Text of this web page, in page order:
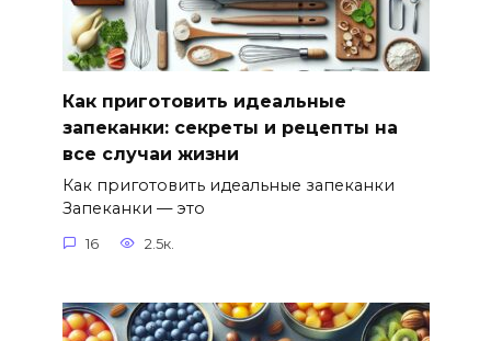
Как приготовить идеальные
запеканки: секреты и рецепты на
все случаи жизни
Как приготовить идеальные запеканки
Запеканки — это
16 2.5к.